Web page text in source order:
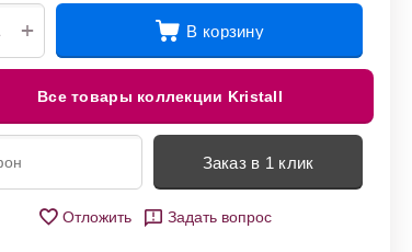
+ В корзину
Все товары коллекции Kristall
Заказ в 1 клик
Отложить Задать вопрос